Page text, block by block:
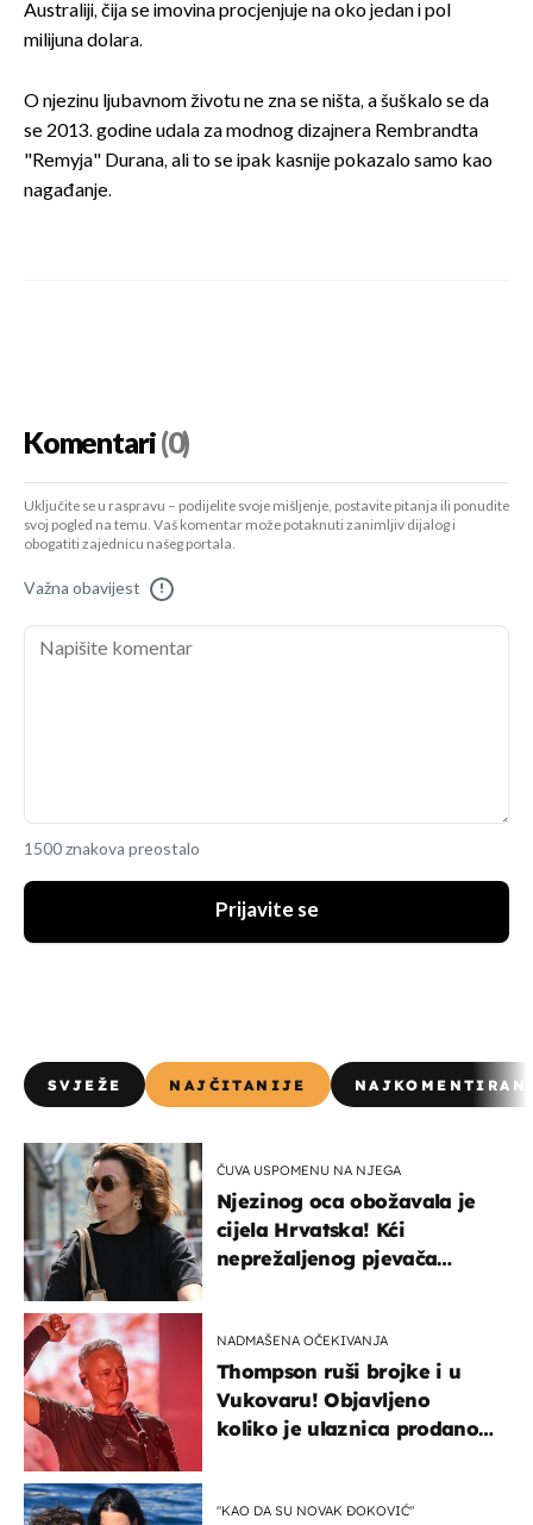
Australiji, čija se imovina procjenjuje na oko jedan i pol
milijuna dolara.
O njezinu ljubavnom životu ne zna se ništa, a šuškalo se da
se 2013. godine udala za modnog dizajnera Rembrandta
"Remyja" Durana, ali to se ipak kasnije pokazalo samo kao
nagađanje.
Komentari(0)
Uključite se u raspravu – podijelite svoje mišljenje, postavite pitanja ili ponudite
svoj pogled na temu. Vaš komentar može potaknuti zanimljiv dijalog i
obogatiti zajednicu našeg portala.
Važna obavijest !
1500 znakova preostalo
Prijavite se
SVJEŽE NAJČITANIJE
ČUVA USPOMENU NA NJEGA
Njezinog oca obožavala je
cijela Hrvatska! Kći
neprežaljenog pjevača
NADMAŠENA OČEKIVANJA
Thompson ruši brojke i u
Vukovaru! Objavljeno
koliko je ulaznica prodano
"KAO DA SU NOVAK ĐOKOVIĆ"